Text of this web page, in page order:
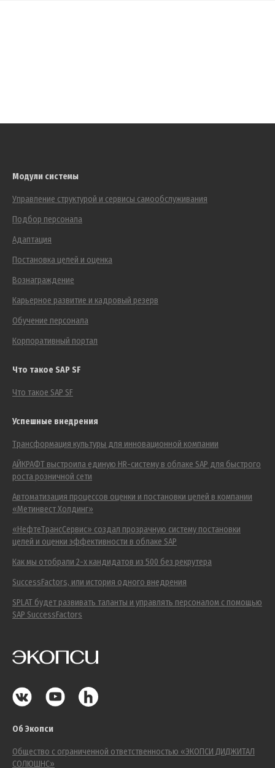
Модули системы
Управление структурой и сервисы самообслуживания
Подбор персонала
Адаптация
Постановка целей и оценка
Вознаграждение
Карьерное развитие и кадровый резерв
Обучение персонала
Корпоративный портал
Что такое SAP SF
Что такое SAP SF
Успешные внедрения
Трансформация культуры для инновационной компании
АЙКРАФТ выстроила единую HR-систему в облаке SAP для быстрого
роста розничной сети
Автоматизация процессов оценки и постановки целей в компании
«Метинвест Холдинг»
«НефтеТрансСервис» создал прозрачную систему постановки
целей и оценки эффективности в облаке SAP
Как мы отобрали 2-х кандидатов из 500 без рекрутера
SuccessFactors, или история одного внедрения
SPLAT будет развивать таланты и управлять персоналом с помощью
SAP SuccessFactors
Об Экопси
Общество с ограниченной ответственностью «ЭКОПСИ ДИДЖИТАЛ
СОЛЮШНС»